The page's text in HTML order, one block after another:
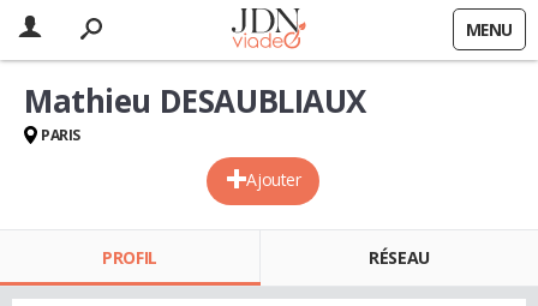
MENU
Ajouter
Mathieu DESAUBLIAUX
PARIS
PROFIL RÉSEAU